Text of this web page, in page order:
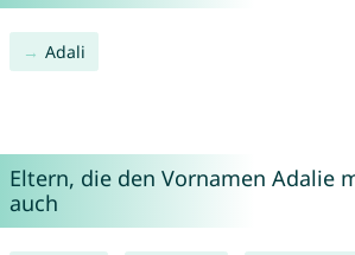
Adali
Eltern, die den Vornamen Adalie
auch